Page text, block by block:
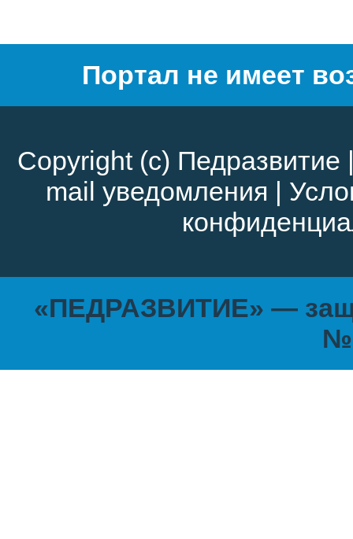
Портал не имеет
Copyright (c) Педразвитие
mail уведомления |
«ПЕДРАЗВИТИЕ» —